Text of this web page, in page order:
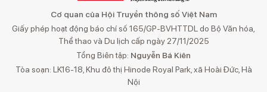
Cơ quan của Hội Truyền thông số Việt Nam
Giấy phép hoạt động báo chí số 165/GP-BVHTTDL do Bộ Văn hóa,
Thể thao và Du lịch cấp ngày 27/11/2025
Tổng Biên tập: Nguyễn Bá Kiên
Tòa soạn: LK16-18, Khu đô thị Hinode Royal Park, xã Hoài Đức, Hà
Nội